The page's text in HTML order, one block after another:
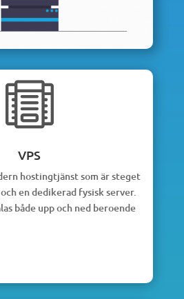

VPS
hostingtjänst som är steget
en dedikerad fysisk server.
både upp och ned beroende